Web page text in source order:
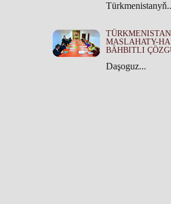
MASLAHATY-
BÄHBITLI
Daşoguz...